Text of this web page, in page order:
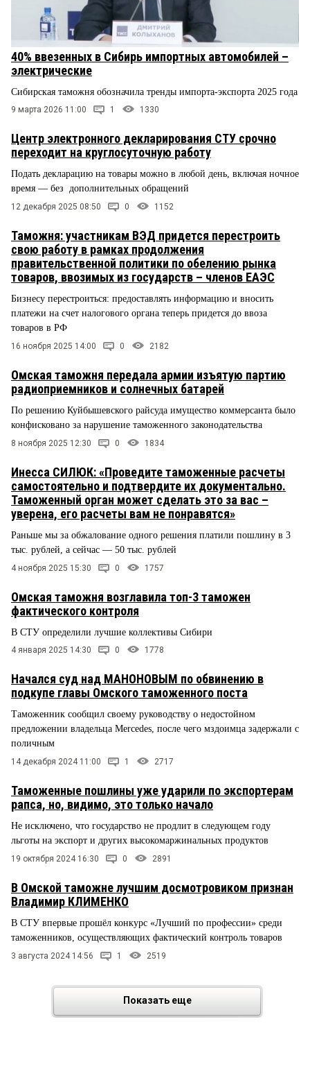
40% ввезенных в Сибирь импортных автомобилей –
электрические
Сибирская таможня обозначила тренды импорта-экспорта 2025 года
9 марта 2026 11:00 1 1330
Центр электронного декларирования СТУ срочно
переходит на круглосуточную работу
Подать декларацию на товары можно в любой день, включая ночное
время — без дополнительных обращений
12 декабря 2025 08:50 0 1152
Таможня: участникам ВЭД придется перестроить
свою работу в рамках продолжения
правительственной политики по обелению рынка
товаров, ввозимых из государств – членов ЕАЭС
Бизнесу перестроиться: предоставлять информацию и вносить
платежи на счет налогового органа теперь придется до ввоза
товаров в РФ
16 ноября 2025 14:00 0 2182
Омская таможня передала армии изъятую партию
радиоприемников и солнечных батарей
По решению Куйбышевского райсуда имущество коммерсанта было
конфисковано за нарушение таможенного законодательства
8 ноября 2025 12:30 0 1834
Инесса СИЛЮК: «Проведите таможенные расчеты
самостоятельно и подтвердите их документально.
Таможенный орган может сделать это за вас –
уверена, его расчеты вам не понравятся»
Раньше мы за обжалование одного решения платили пошлину в 3
тыс. рублей, а сейчас — 50 тыс. рублей
4 ноября 2025 15:30 0 1757
Омская таможня возглавила топ-3 таможен
фактического контроля
В СТУ определили лучшие коллективы Сибири
4 января 2025 14:30 0 1778
Начался суд над МАНОНОВЫМ по обвинению в
подкупе главы Омского таможенного поста
Таможенник сообщил своему руководству о недостойном
предложении владельца Mercedes, после чего мздоимца задержали с
поличным
14 декабря 2024 11:00 1 2717
Таможенные пошлины уже ударили по экспортерам
рапса, но, видимо, это только начало
Не исключено, что государство не продлит в следующем году
льготы на экспорт и других высокомаржинальных продуктов
19 октября 2024 16:30 0 2891
В Омской таможне лучшим досмотровиком признан
Владимир КЛИМЕНКО
В СТУ впервые прошёл конкурс «Лучший по профессии» среди
таможенников, осуществляющих фактический контроль товаров
3 августа 2024 14:56 1 2519
Показать еще